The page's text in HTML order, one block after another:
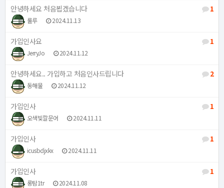
1
안녕하세요 처음뵙겠습니다
룰루 2024.11.13
1
가입인사요
JerryJo 2024.11.12
2
안녕하세요.. 가입하고 처음인사드립니다
동해물 2024.11.12
1
가입인사
오색빛깔문어 2024.11.11
1
가입인사
icusbdjxkx 2024.11.11
1
가입인사
롱탐1tr 2024.11.08